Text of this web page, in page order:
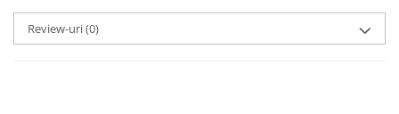
marimea 61
Review-uri(0)